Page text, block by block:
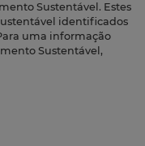
Sustentável. Estes
identificados
uma informação
Sustentável,